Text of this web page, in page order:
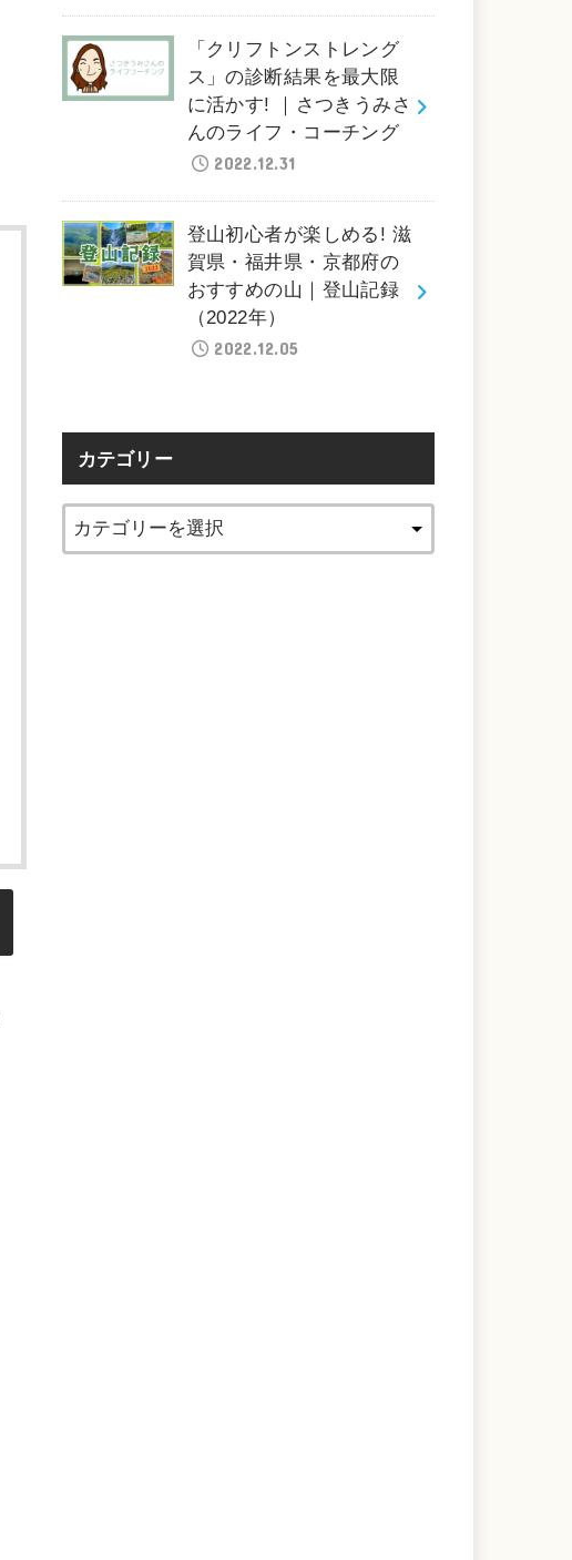
「クリフトンストレング
ス」の診断結果を最大限
に活かす! ｜さつきうみさ
んのライフ・コーチング
2022.12.31
登山初心者が楽しめる! 滋
賀県・福井県・京都府の
おすすめの山｜登山記録
（2022年）
2022.12.05
カテゴリー